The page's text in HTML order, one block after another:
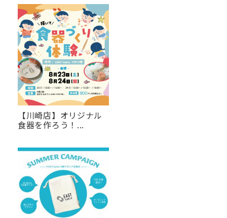
【川崎店】オリジナル
食器を作ろう！...